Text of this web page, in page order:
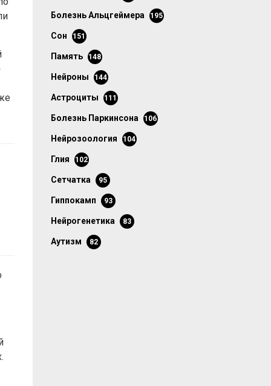
болезнь Альцгеймера 195
сон 151
память 148
нейроны 144
астроциты 111
болезнь Паркинсона 106
нейрозоология 104
глия 102
сетчатка 95
гиппокамп 93
нейрогенетика 83
аутизм 82